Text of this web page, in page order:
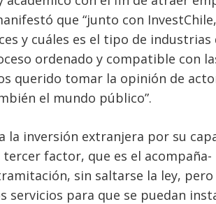
que “junto con
y cuáles es el tipo de industrias
ordenado y compatible con
querido tomar la opinión de
el mundo público”.
la inversión extranjera por su
factor, que es el
sin saltarse la ley, pero
servicios para que se puedan